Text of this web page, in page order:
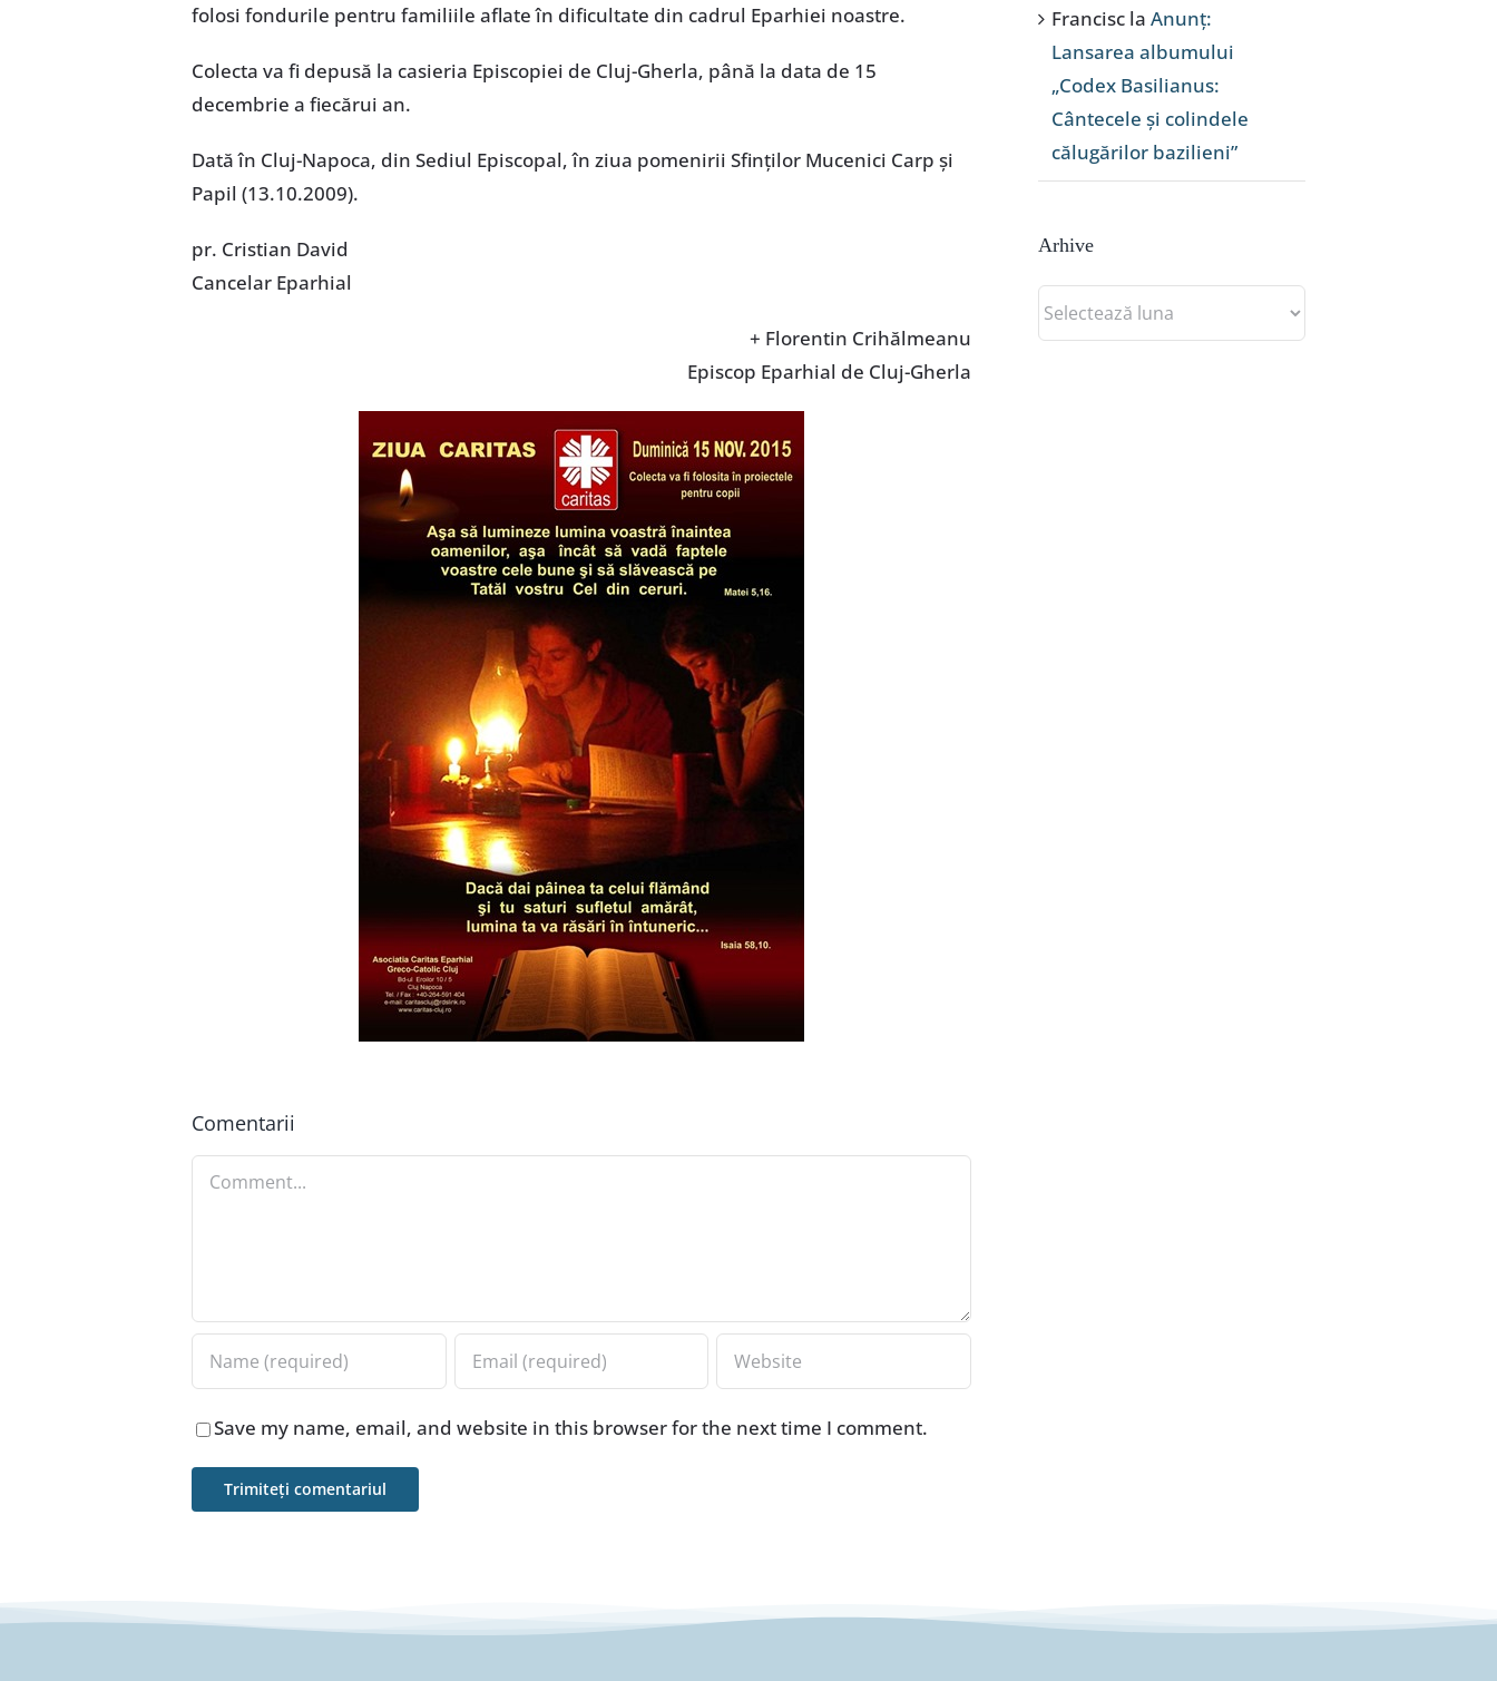
folosi fondurile pentru familiile aflate în dificultate din cadrul Eparhiei noastre.
Colecta va fi depusă la casieria Episcopiei de Cluj-Gherla, până la data de 15
decembrie a fiecărui an.
Dată în Cluj-Napoca, din Sediul Episcopal, în ziua pomenirii Sfinților Mucenici Carp și
Papil (13.10.2009).
pr. Cristian David
Cancelar Eparhial
+ Florentin Crihălmeanu
Episcop Eparhial de Cluj-Gherla
Comentarii
Comment
Save my name, email, and website in this browser for the next time I comment.
Francisc la Anunț:
Lansarea albumului
„Codex Basilianus:
Cântecele și colindele
călugărilor bazilieni”
Arhive
Arhive